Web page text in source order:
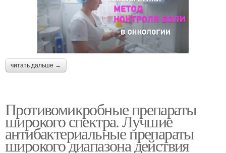
читать дальше →
Противомикробные препараты
широкого спектра. Лучшие
антибактериальные препараты
широкого диапазона действия